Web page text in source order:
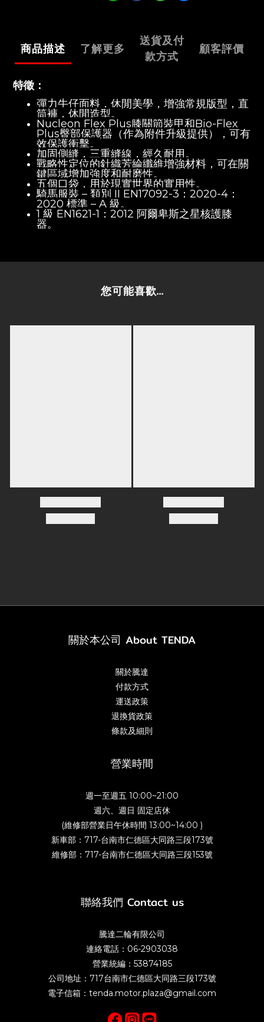
商品描述 了解更多
送貨及付
款方式
顧客評價
特徵：
彈力牛仔面料，休閒美學，增強常規版型，直
筒褲，休閒造型。
Nucleon Flex Plus膝關節裝甲和Bio-Flex
Plus臀部保護器（作為附件升級提供），可有
效保護衝擊。
加固側縫，三重縫線，經久耐用。
戰略性定位的針織芳綸纖維增強材料，可在關
鍵區域增加強度和耐磨性。
五個口袋，用於現實世界的實用性。
騎馬服裝 – 類別 II EN17092-3：2020-4：
2020 標準 – A 級。
1 級 EN1621-1：2012 阿爾卑斯之星核護膝
器。
您可能喜歡...
關於本公司 About TENDA
關於騰達
付款方式
運送政策
退換貨政策
條款及細則
營業時間
週一至週五 10:00~21:00
週六、週日 固定店休
(維修部營業日午休時間 13:00~14:00 )
新車部：717-台南市仁德區大同路三段173號
維修部：717-台南市仁德區大同路三段153號
聯絡我們 Contact us
騰達二輪有限公司
連絡電話：06-2903038
營業統編：53874185
公司地址：717台南市仁德區大同路三段173號
電子信箱：tenda.motor.plaza@gmail.com